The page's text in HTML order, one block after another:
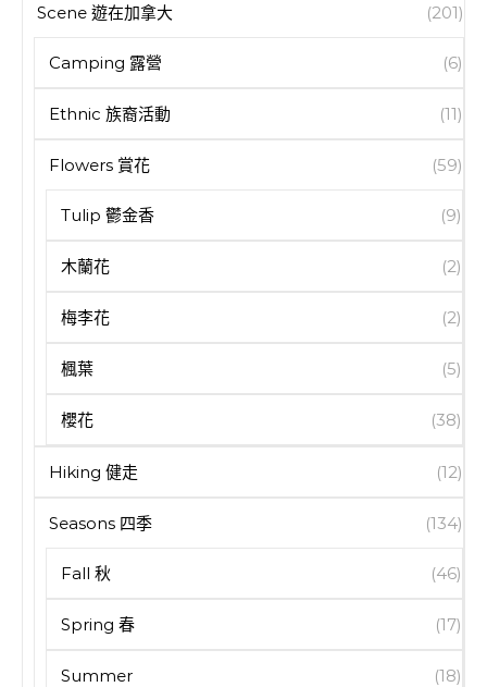
Scene 遊在加拿大 (201)
Camping 露營 (6)
Ethnic 族裔活動 (11)
Flowers 賞花 (59)
Tulip 鬱金香 (9)
木蘭花 (2)
梅李花 (2)
楓葉 (5)
櫻花 (38)
Hiking 健走 (12)
Seasons 四季 (134)
Fall 秋 (46)
Spring 春 (17)
Summer (18)